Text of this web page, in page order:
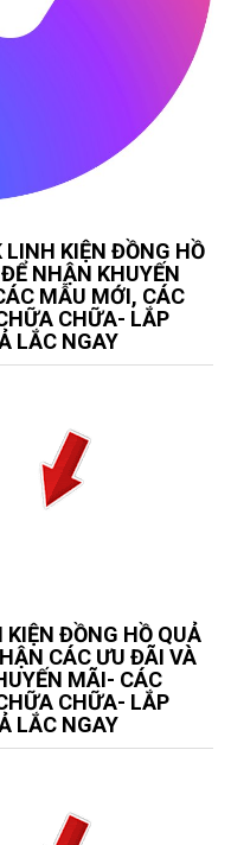
KIỆN ĐỒNG HỒ
NHẬN KHUYẾN
MẪU MỚI, CÁC
CHỮA- LẮP
LẮC NGAY
ĐỒNG HỒ QUẢ
CÁC ƯU ĐÃI VÀ
MÃI- CÁC
CHỮA- LẮP
LẮC NGAY